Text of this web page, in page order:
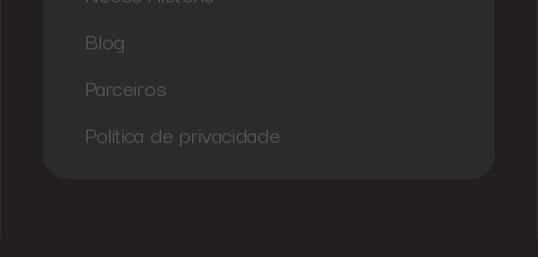
Blog
Parceiros
Política de privacidade